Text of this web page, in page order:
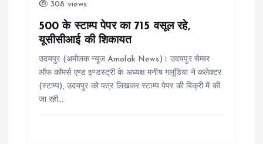
308 views
500 के स्टाम्प पेपर का 715 वसूल रहे,
यूसीसीआई की शिकायत
उदयपुर (अमोलक न्यूज Amolak News)। उदयपुर चेम्बर
ऑफ कॉमर्स एण्ड इण्डस्ट्री के अध्यक्ष मनीष गलूंडिया ने कलेक्टर
(स्टाम्प), उदयपुर को पत्र लिखकर स्टाम्प पेपर की बिक्री में की
जा रही…